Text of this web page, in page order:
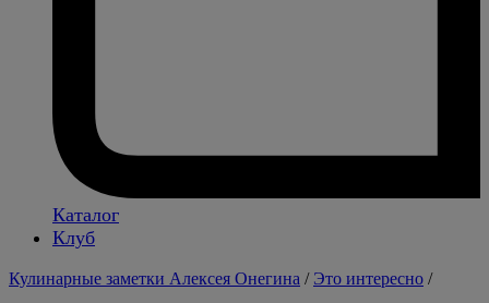
Каталог
Клуб
Кулинарные заметки Алексея Онегина / Это интересно /